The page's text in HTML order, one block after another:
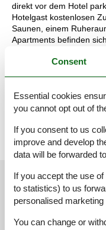
direkt vor dem Hotel
Hotelgast kostenlosen
Saunen, einem
Apartments befinden
Präferenz buchen?
Die Aufteilung der
Bilder vermitteln einen
External
Consent
Essential cookies
you cannot opt out of
If you consent to us
improve and develop
data will be forwarded
If you accept the use
to statistics) to us
personalised marketing
You can change or